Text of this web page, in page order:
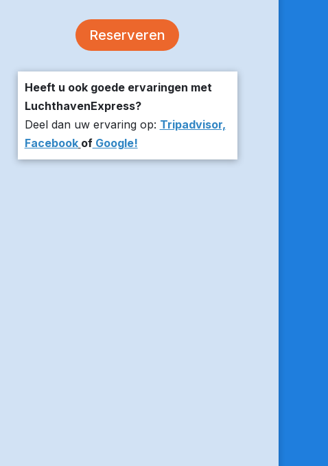
volgende keer zou ik weer hier
Reserveren
Heeft u ook goede ervaringen met
LuchthavenExpress?
Deel dan uw ervaring op: Tripadvisor,
Facebook ofGoogle!